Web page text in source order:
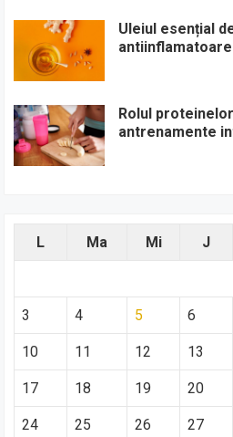
Uleiul esențial
antiinflamatoare
Rolul
antrenamente
L Ma Mi J
3 4 5 6
10 11 12 13
17 18 19 20
24 25 26 27